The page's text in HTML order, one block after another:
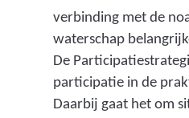
verbinding met de
waterschap
De
participatie in de
Daarbij gaat het om